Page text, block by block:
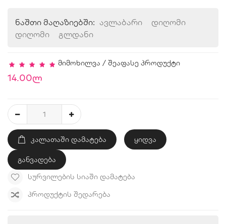
ნაშთი მაღაზიებში: ავლაბარი
დიღომი
დიღომი
გლდანი
მიმოხილვა / შეაფასე პროდუქტი
14.00ლ
ᲙᲐᲚᲐᲗᲐᲨᲘ ᲓᲐᲛᲐᲢᲔᲑᲐ ყიდვა
განვადება
ᲡᲣᲠᲕᲘᲚᲔᲑᲘᲡ ᲡᲘᲐᲨᲘ ᲓᲐᲛᲐᲢᲔᲑᲐ
ᲞᲠᲝᲓᲣᲥᲢᲘᲡ ᲨᲔᲓᲐᲠᲔᲑᲐ